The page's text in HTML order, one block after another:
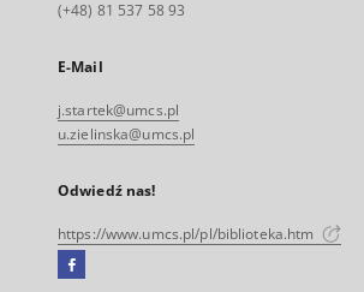
(+48) 81 537 58 93
E-Mail
j.startek@umcs.pl
u.zielinska@umcs.pl
Odwiedź nas!
https://www.umcs.pl/pl/biblioteka.htm
Facebook